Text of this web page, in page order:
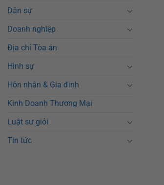
Dân sự
Doanh nghiệp
Địa chỉ Tòa án
Hình sự
Hôn nhân & Gia đình
Kinh Doanh Thương Mại
Luật sư giỏi
Tin tức